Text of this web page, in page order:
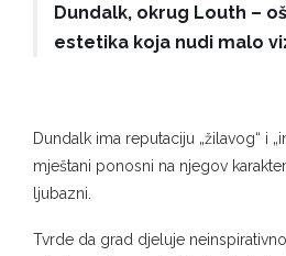
Dundalk, okrug Louth –
estetika koja nudi malo
Dundalk ima reputaciju „žilavog“ i
mještani ponosni na njegov
ljubazni.
Tvrde da grad djeluje